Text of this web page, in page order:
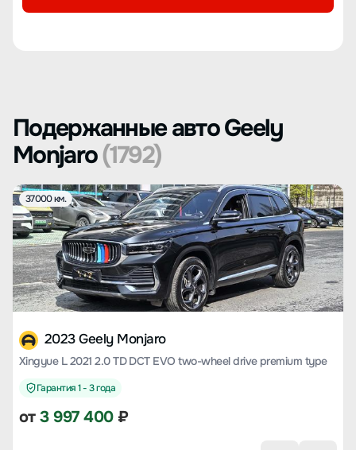
Подержанные авто Geely
Monjaro(1792)
37000 км.
2023 Geely Monjaro
Xingyue L 2021 2.0 TD DCT EVO two-wheel drive premium type
Гарантия 1 - 3 года
от3 997 400₽